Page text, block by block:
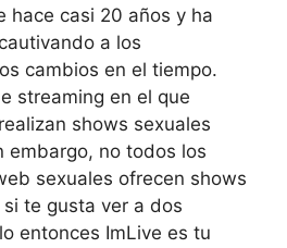
hace casi 20 años y ha
a los
cambios en el tiempo.
streaming en el que
shows sexuales
embargo, no todos los
sexuales ofrecen shows
te gusta ver a dos
entonces ImLive es tu